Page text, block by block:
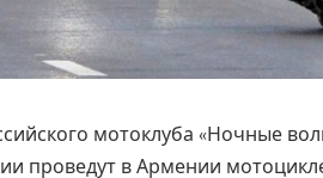
мотоклуба «Ночные
проведут в Армении